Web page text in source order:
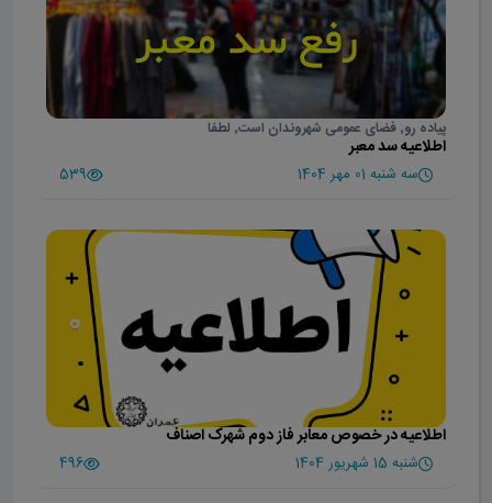
پیاده رو٬ فضای عمومی شهروندان است٬ لطفا
اطلاعیه سد معبر
سه شنبه 01 مهر 1404 539
اطلاعیه در خصوص معابر فاز دوم شهرک اصناف
شنبه 15 شهریور 1404 496